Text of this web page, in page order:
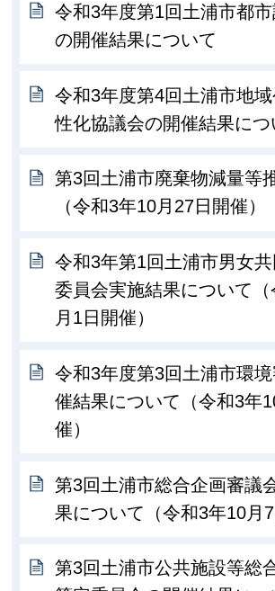
令和3年度第1回土浦市都
の開催結果について
令和3年度第4回土浦市地
性化協議会の開催結果につ
第3回土浦市廃棄物減量等
（令和3年10月27日開催）
令和3年第1回土浦市男女
委員会実施結果について（
月1日開催）
令和3年度第3回土浦市環
催結果について（令和3年
催）
第3回土浦市総合企画審議
果について（令和3年10月7
第3回土浦市公共施設等総